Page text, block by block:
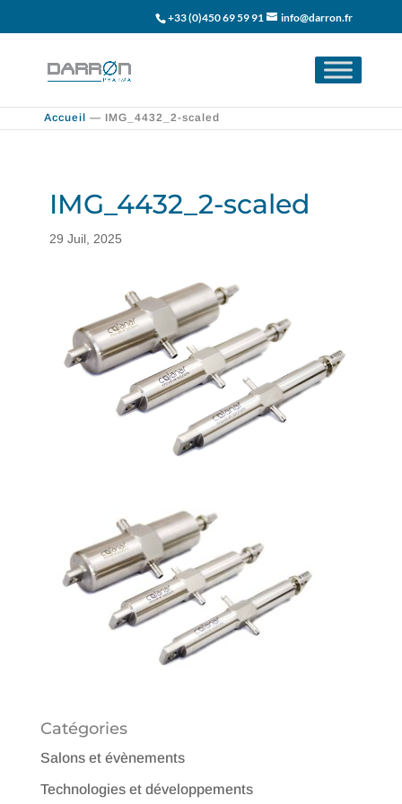
+33 (0)450 69 59 91 info@darron.fr
Accueil — IMG_4432_2-scaled
IMG_4432_2-scaled
29 Juil, 2025
Catégories
Salons et évènements
Technologies et développements